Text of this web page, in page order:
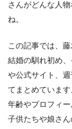
さんがどんな人
ね。
この記事では、
結婚の馴れ初め
や公式サイト、
てまとめています
年齢やプロフィー
子供たちや娘さ